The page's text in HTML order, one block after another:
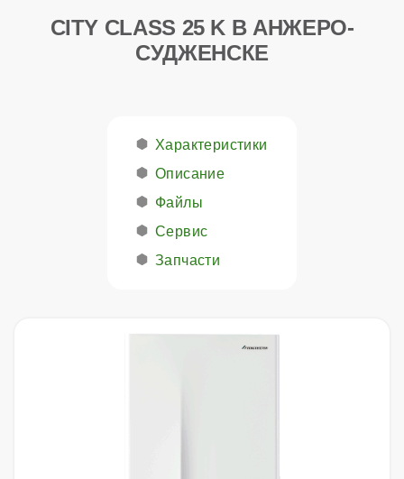
CITY CLASS 25 K В АНЖЕРО-
СУДЖЕНСКЕ
Характеристики
Описание
Файлы
Сервис
Запчасти